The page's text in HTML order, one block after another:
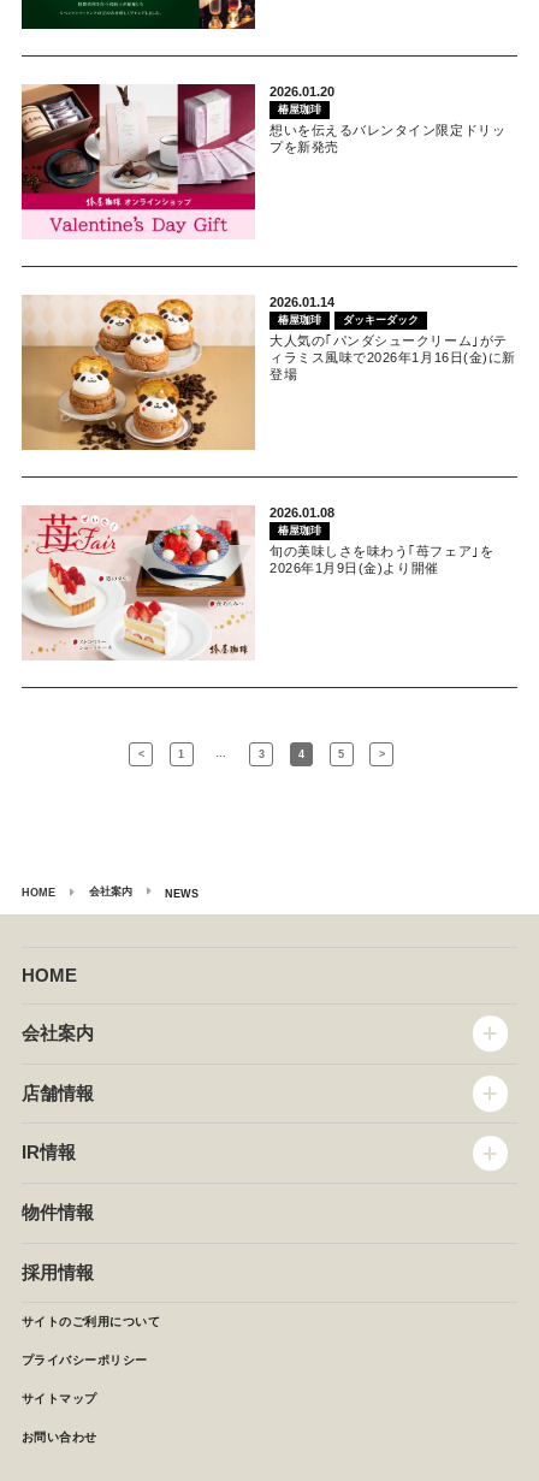
2026.01.20
椿屋珈琲
想いを伝えるバレンタイン限定ドリッ
プを新発売
2026.01.14
椿屋珈琲 ダッキーダック
大人気の｢パンダシュークリーム｣がテ
ィラミス風味で2026年1月16日(金)に新
登場
2026.01.08
椿屋珈琲
旬の美味しさを味わう｢苺フェア｣を
2026年1月9日(金)より開催
< 1 … 3 4 5 >
HOME 会社案内 NEWS
HOME
会社案内
企業情報
セントラルキッチン
NEWS
店舗情報
椿屋珈琲
イタリアンダイニングDONA
店舗検索
IR情報
IRニュース
月次報告
決算短信
株主の皆様へ
よくあるご質問 (株主優待制度)
物件情報
採用情報
サイトのご利用について
プライバシーポリシー
サイトマップ
お問い合わせ